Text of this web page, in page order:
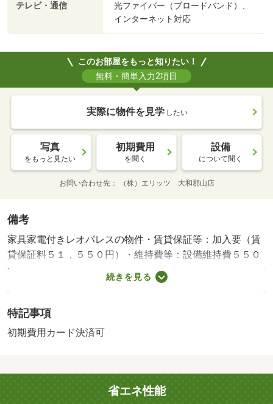
テレビ・通信
光ファイバー（ブロードバンド）、
インターネット対応
このお部屋をもっと知りたい！
無料・簡単入力2項目
実際に物件を見学 したい
写真
をもっと見たい
初期費用
を聞く
設備
について聞く
お問い合わせ先 （株）エリッツ 大和郡山店
備考
家具家電付きレオパレスの物件・賃貸保証等：加入要（賃
貸保証料５１，５５０円）・維持費等：設備維持費５５０
円／月・浴室には浴室乾燥機が設置されており、お部屋の
床は主要部あるいは一部がクッションフロアとなっており
す。・バイク置場：なし・駐輪場：有/鍵交換費用 16500
円/ﾊｳｽｸﾘｰﾆﾝｸﾞ 52250円/抗菌施工代 23760円
続きを見る
特記事項
初期費用カード決済可
省エネ性能